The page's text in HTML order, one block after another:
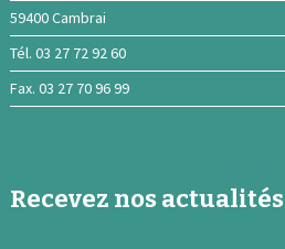
59400 Cambrai
Tél. 03 27 72 92 60
Fax. 03 27 70 96 99
Recevez nos actualités